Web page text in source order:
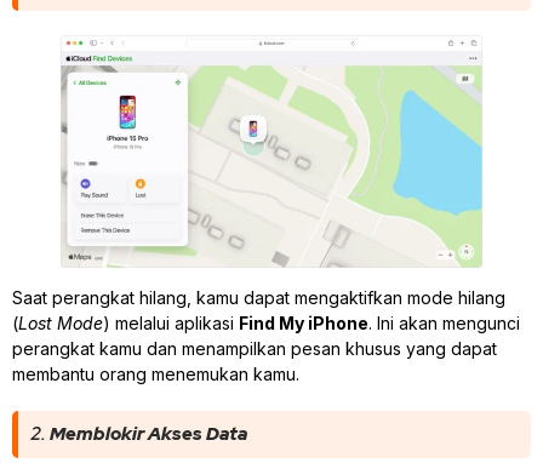
Saat perangkat hilang, kamu dapat mengaktifkan mode hilang
(Lost Mode) melalui aplikasi Find My iPhone. Ini akan mengunci
perangkat kamu dan menampilkan pesan khusus yang dapat
membantu orang menemukan kamu.
2. Memblokir Akses Data